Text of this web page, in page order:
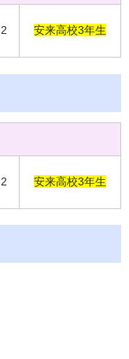
2 安来高校3年生
2 安来高校3年生